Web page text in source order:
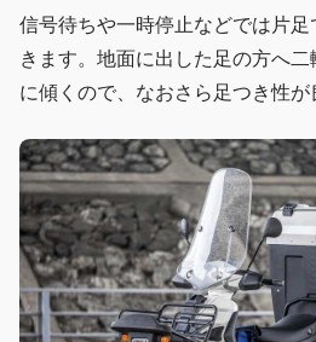
信号待ちや一時停止などでは片
きます。地面に出した足の方へ
に傾くので、なおさら足つき性が